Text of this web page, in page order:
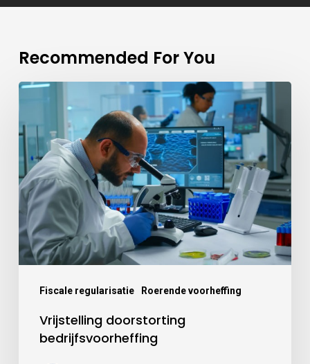
Recommended For You
Fiscale regularisatie Roerende voorheffing
Vrijstelling doorstorting
bedrijfsvoorheffing